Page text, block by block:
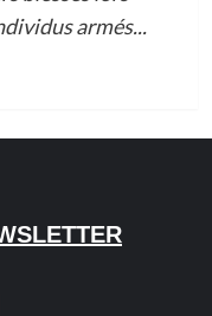
armés...